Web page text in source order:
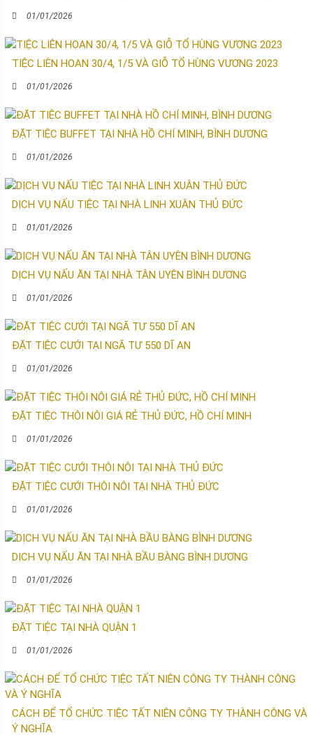
01/01/2026
TIỆC LIÊN HOAN 30/4, 1/5 VÀ GIỖ TỔ HÙNG VƯƠNG 2023
01/01/2026
ĐẶT TIỆC BUFFET TẠI NHÀ HỒ CHÍ MINH, BÌNH DƯƠNG
01/01/2026
DỊCH VỤ NẤU TIỆC TẠI NHÀ LINH XUÂN THỦ ĐỨC
01/01/2026
DỊCH VỤ NẤU ĂN TẠI NHÀ TÂN UYÊN BÌNH DƯƠNG
01/01/2026
ĐẶT TIỆC CƯỚI TẠI NGÃ TƯ 550 DĨ AN
01/01/2026
ĐẶT TIỆC THÔI NÔI GIÁ RẺ THỦ ĐỨC, HỒ CHÍ MINH
01/01/2026
ĐẶT TIỆC CƯỚI THÔI NÔI TẠI NHÀ THỦ ĐỨC
01/01/2026
DỊCH VỤ NẤU ĂN TẠI NHÀ BẦU BÀNG BÌNH DƯƠNG
01/01/2026
ĐẶT TIỆC TẠI NHÀ QUẬN 1
01/01/2026
CÁCH ĐỂ TỔ CHỨC TIỆC TẤT NIÊN CÔNG TY THÀNH CÔNG VÀ
Ý NGHĨA